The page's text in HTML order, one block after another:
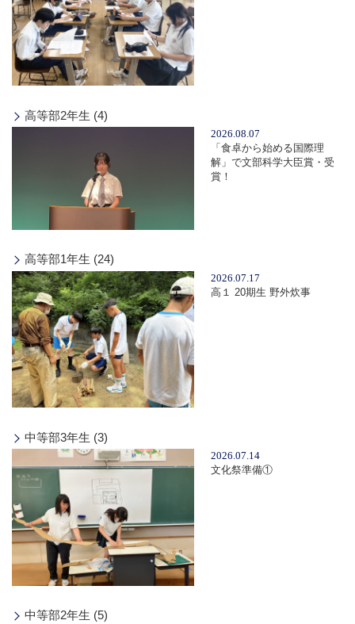
高等部2年生 (4)
2026.08.07
「食卓から始める国際理
解」で文部科学大臣賞・受
賞！
高等部1年生 (24)
2026.07.17
高１ 20期生 野外炊事
中等部3年生 (3)
2026.07.14
文化祭準備①
中等部2年生 (5)